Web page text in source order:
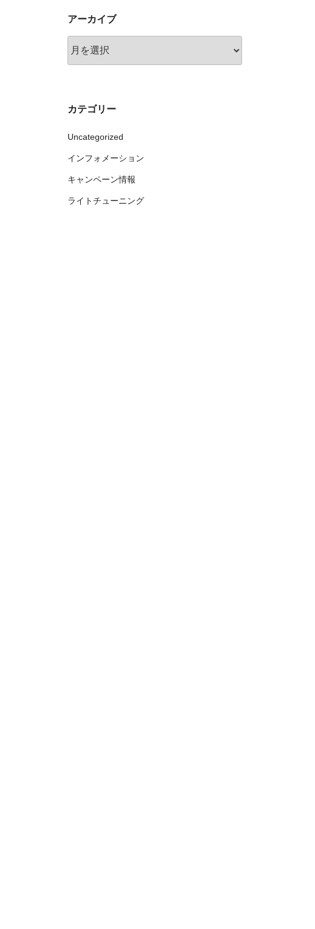
アーカイブ
ー
カテゴリー
Uncategorized
インフォメーション
キャンペーン情報
ライトチューニング